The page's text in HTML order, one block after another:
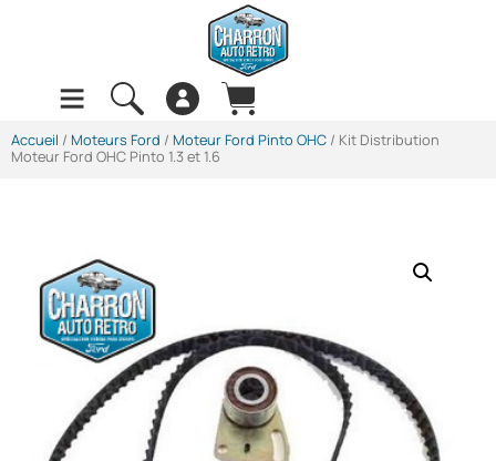
Accueil / Moteurs Ford / Moteur Ford Pinto OHC / Kit Distribution
Moteur Ford OHC Pinto 1.3 et 1.6